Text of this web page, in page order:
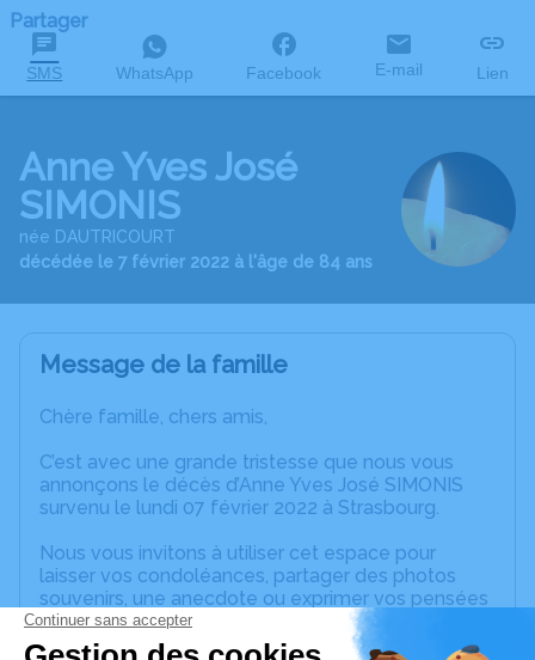
Partager
SMS WhatsApp Facebook E-mail Lien
Anne Yves José
SIMONIS
née DAUTRICOURT
décédée le 7 février 2022 à l'âge de 84 ans
Message de la famille
Chère famille, chers amis,
C’est avec une grande tristesse que nous vous
annonçons le décès d’Anne Yves José SIMONIS
survenu le lundi 07 février 2022 à Strasbourg.
Nous vous invitons à utiliser cet espace pour
laisser vos condoléances, partager des photos
souvenirs, une anecdote ou exprimer vos pensées
à travers des poèmes ou des textes. Cet endroit
est un lieu d'expression dédié à honorer la